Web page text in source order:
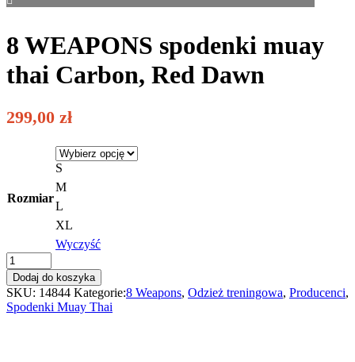
8 WEAPONS spodenki muay
thai Carbon, Red Dawn
299,00 zł
Rozmiar
S
M
L
XL
Wyczyść
8
WEAPONS
spodenki
muay
thai
Dodaj do koszyka
SKU: 14844 Kategorie:8 Weapons, Odzież treningowa, Producenci,
Spodenki Muay Thai